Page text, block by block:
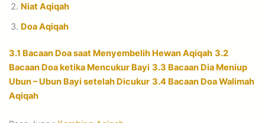
Niat Aqiqah
Doa Aqiqah
3.1 Bacaan Doa saat Menyembelih Hewan Aqiqah 3.2
Bacaan Doa ketika Mencukur Bayi 3.3 Bacaan Dia Meniup
Ubun – Ubun Bayi setelah Dicukur 3.4 Bacaan Doa Walimah
Aqiqah